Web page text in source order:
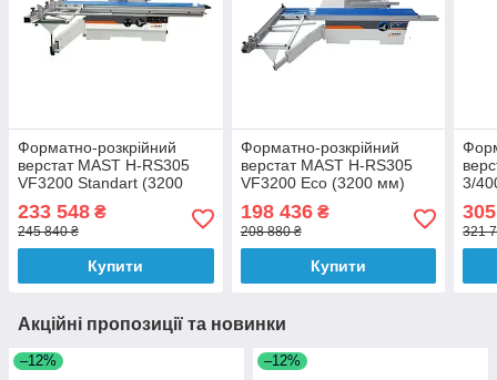
Форматно-розкрійний
верстат MAST H-RS305
VF3200 Standart (3200
233 548 ₴
245 840 ₴
Купити
Форматно-розкрійний
верстат MAST H-RS305
VF3200 Eco (3200 мм)
198 436₴
208 880 ₴
Купити
3/
321
Акційні пропозиції та новинки
–12% –12%